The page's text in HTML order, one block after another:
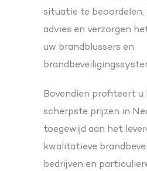
situatie te beoordelen,
advies en verzorgen
uw brandblussers en
Bovendien profiteert u
scherpste prijzen in
toegewijd aan het
kwalitatieve
bedrijven en